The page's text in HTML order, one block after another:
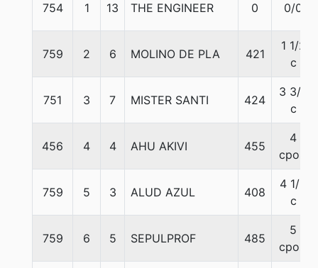
754 1 13 THE ENGINEER 0 0/0
759 2 6 MOLINO DE PLA 421
1 1/2
c
751 3 7 MISTER SANTI 424
3 3/4
c
456 4 4 AHU AKIVI 455
4
cpos.
759 5 3 ALUD AZUL 408
4 1/2
c
759 6 5 SEPULPROF 485
5
cpos.